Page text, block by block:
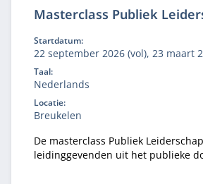
Masterclass Publiek
Startdatum:
22 september 2026 (vol), 23 maart
Taal:
Nederlands
Locatie:
Breukelen
De masterclass Publiek
leidinggevenden uit het publieke